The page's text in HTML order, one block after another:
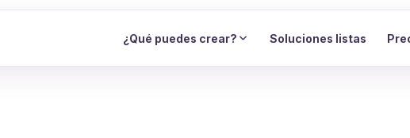
¿Qué puedes crear? Soluciones listas